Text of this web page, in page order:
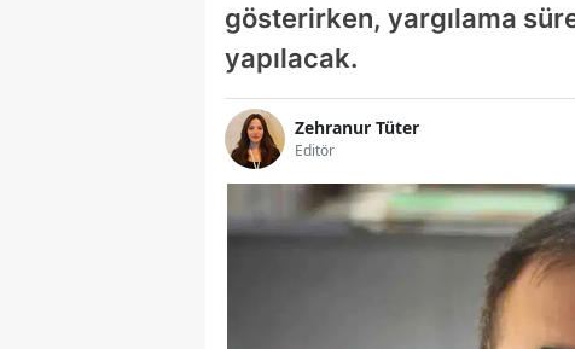
gösterirken, yargılama
yapılacak.
Zehranur Tüter
Editör